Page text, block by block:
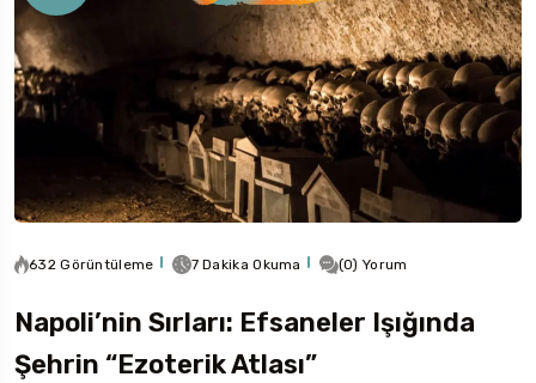
Rotaları İncele
632 Görüntüleme 7 Dakika Okuma (0) Yorum
Napoli’nin Sırları: Efsaneler Işığında
Şehrin “Ezoterik Atlası”